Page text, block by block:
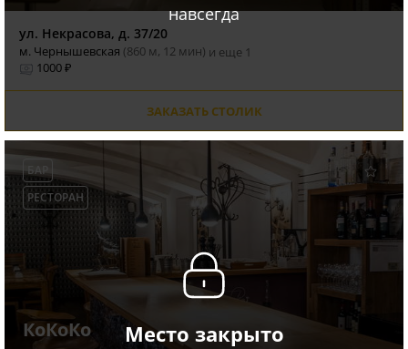
навсегда
ул. Некрасова, д. 37/20
м. Чернышевская (860 м, 12 мин) и еще 1
1000 ₽
ЗАКАЗАТЬ СТОЛИК
Место закрыто
БАР
РЕСТОРАН
КоКоКо